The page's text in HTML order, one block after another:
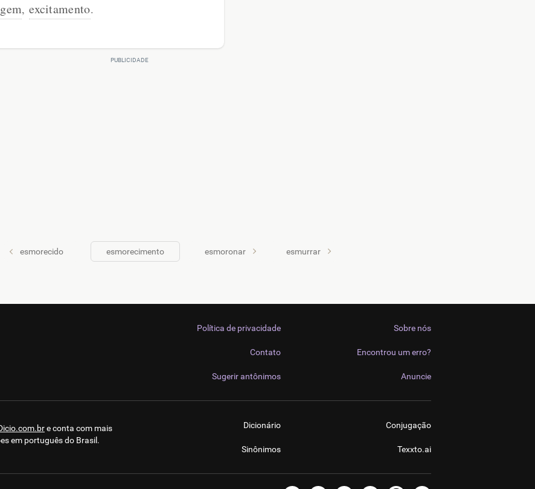
, excitamento.
esmorecido esmorecimento esmoronar esmurrar
Sobre nós
Encontrou um erro?
Anuncie
Política de privacidade
Contato
Sugerir antônimos
e conta com mais
em português do Brasil.
Dicionário
Sinônimos
Conjugação
Texxto.ai